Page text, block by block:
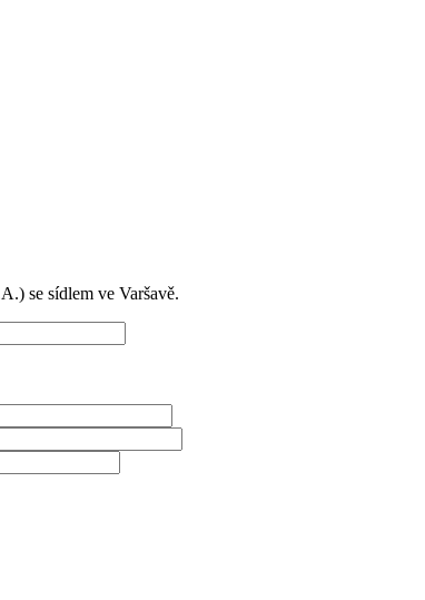
se sídlem ve Varšavě.